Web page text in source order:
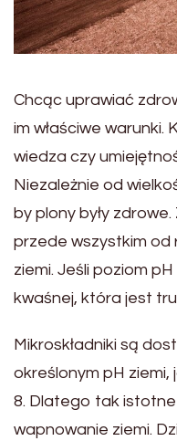
Chcąc uprawiać
im właściwe warunki.
wiedza czy
Niezależnie od
by plony były
przede wszystkim od
ziemi. Jeśli poziom
kwaśnej, która jest
Mikroskładniki są
określonym pH ziemi,
8. Dlatego tak
wapnowanie ziemi.